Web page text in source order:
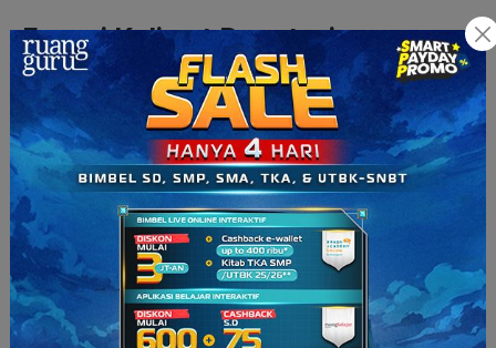
Fungsi Kalimat Denotasi
Kalimat denotasi berfungsi agar pembaca bisa
memahami pesan tanpa keraguan. Makna denotasi adalah
makna yang sebenarnya, lugas, dan tidak ambigu karena
diperoleh dari tangkapan panca indera kita. Itu sebabnya,
kalimat denotasi sangat diperlukan untuk meminimalisir
penafsiran yang subjektif.
Misalnya, saat kita menyebutkan “meja hijau”, artinya meja
tersebut memang berwarna hijau, bukan meja hijau
pengadilan.
Kalimat denotasi memberikan analisis yang kuat dalam diskusi
dan penyampaian informasi secara objektif. Dalam konteks